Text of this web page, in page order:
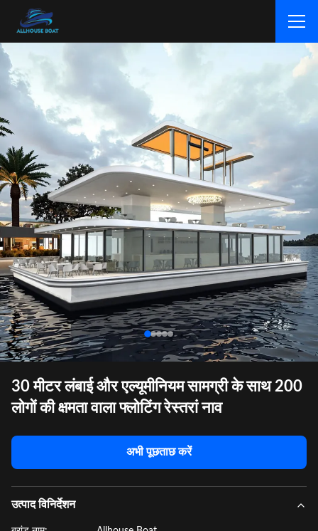
30 मीटर लंबाई और एल्यूमीनियम सामग्री के साथ 200
लोगों की क्षमता वाला फ्लोटिंग रेस्तरां नाव
अभी पूछताछ करें
उत्पाद विनिर्देशन